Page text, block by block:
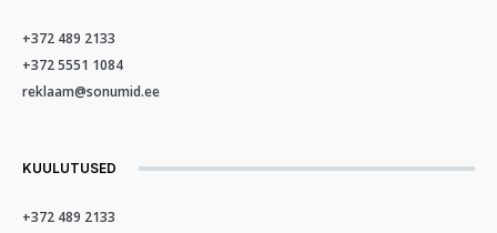
+372 489 2133
+372 5551 1084
reklaam@sonumid.ee
KUULUTUSED
+372 489 2133